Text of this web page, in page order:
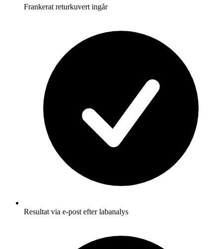
Frankerat returkuvert ingår
Resultat via e-post efter labanalys